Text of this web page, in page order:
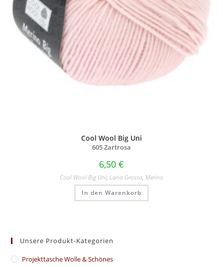
Cool Wool Big Uni
605 Zartrosa
6,50 €
Cool Wool Big Uni, Lana Grossa, Merino
In den Warenkorb
Unsere Produkt-Kategorien
​Projekttasche Wolle & Schönes